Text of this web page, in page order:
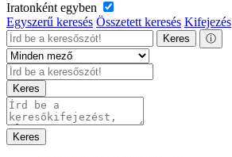
Iratonként egyben
Egyszerű keresés Összetett keresés Kifejezés
Keres ⓘ
Keres
Keres